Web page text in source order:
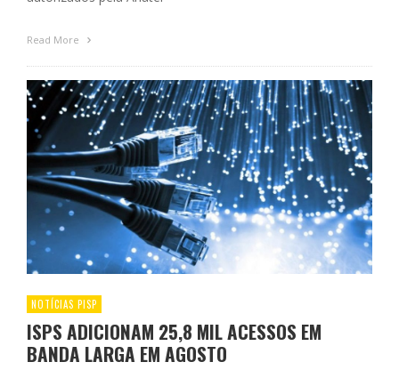
Read More
NOTÍCIAS PISP
ISPS ADICIONAM 25,8 MIL ACESSOS EM
BANDA LARGA EM AGOSTO